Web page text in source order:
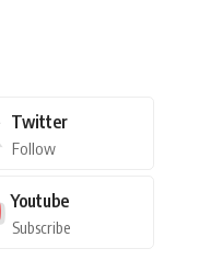
Twitter
Follow
Youtube
Subscribe